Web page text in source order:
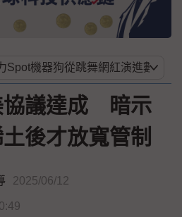
協議達成 暗示
後才放寬管制
2025/06/12